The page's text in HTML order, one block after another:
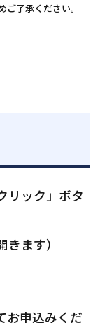
了承ください。
リック」ボタ
ます）
お申込みくだ